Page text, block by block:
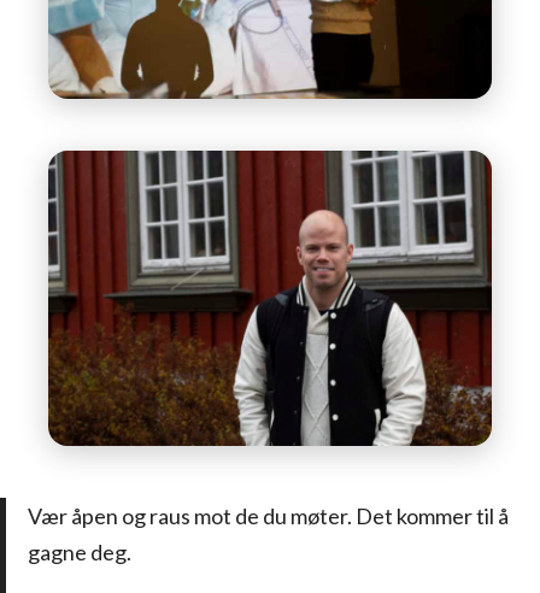
Vær åpen og raus mot de du møter. Det kommer til å
gagne deg.